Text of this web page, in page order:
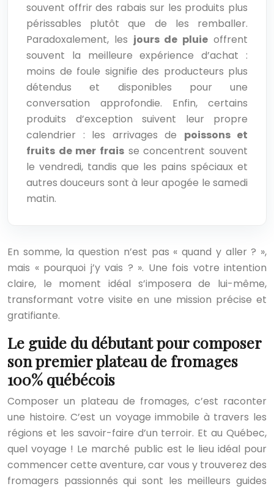
souvent offrir des rabais sur les produits plus
périssables plutôt que de les remballer.
Paradoxalement, les jours de pluie offrent
souvent la meilleure expérience d’achat :
moins de foule signifie des producteurs plus
détendus et disponibles pour une
conversation approfondie. Enfin, certains
produits d’exception suivent leur propre
calendrier : les arrivages de poissons et
fruits de mer frais se concentrent souvent
le vendredi, tandis que les pains spéciaux et
autres douceurs sont à leur apogée le samedi
matin.
En somme, la question n’est pas « quand y aller ? »,
mais « pourquoi j’y vais ? ». Une fois votre intention
claire, le moment idéal s’imposera de lui-même,
transformant votre visite en une mission précise et
gratifiante.
Le guide du débutant pour composer
son premier plateau de fromages
100% québécois
Composer un plateau de fromages, c’est raconter
une histoire. C’est un voyage immobile à travers les
régions et les savoir-faire d’un terroir. Et au Québec,
quel voyage ! Le marché public est le lieu idéal pour
commencer cette aventure, car vous y trouverez des
fromagers passionnés qui sont les meilleurs guides